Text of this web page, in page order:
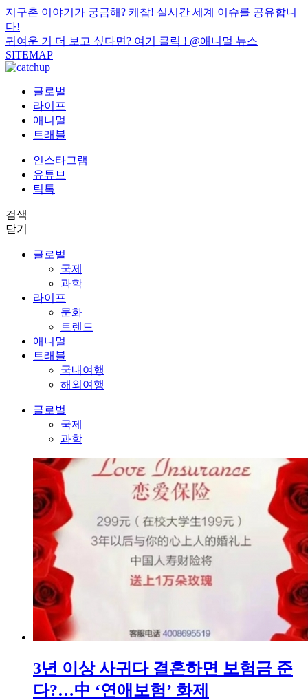
지구촌 이야기가 궁금해? 케찹! 실시간 세계 이슈를 공유합니
다!
귀여운 거 더 보고 싶다면? 여기 클릭 ! @애니멀 뉴스
SITEMAP
글로벌
라이프
애니멀
트래블
인스타그램
유튜브
틱톡
검색
닫기
글로벌
국제
과학
라이프
문화
트렌드
애니멀
트래블
국내여행
해외여행
글로벌
국제
과학
3년 이상 사귀다 결혼하면 보험금 준
다?…中 ‘연애보험’ 화제